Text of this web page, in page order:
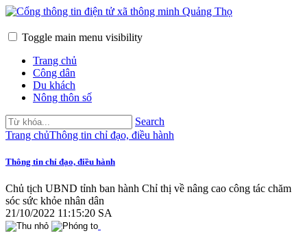
Toggle main menu visibility
Trang chủ
Công dân
Du khách
Nông thôn số
Search
Trang chủThông tin chỉ đạo, điều hành
Thông tin chỉ đạo, điều hành
Chủ tịch UBND tỉnh ban hành Chỉ thị về nâng cao công tác chăm
sóc sức khỏe nhân dân
21/10/2022 11:15:20 SA